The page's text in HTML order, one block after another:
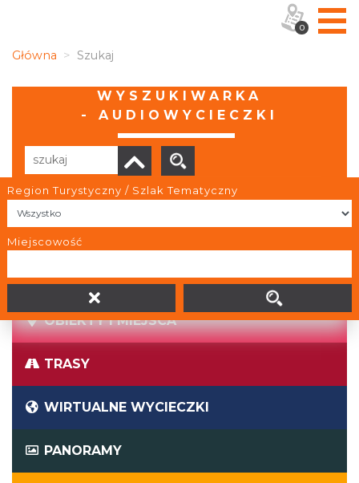
Główna Szukaj
WYSZUKIWARKA
- AUDIOWYCIECZKI
Region Turystyczny / Szlak Tematyczny
MiejscowośćBrak wyników
OBIEKTY I MIEJSCA
TRASY
WIRTUALNE WYCIECZKI
PANORAMY
0